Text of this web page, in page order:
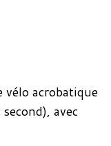
acrobatique
avec